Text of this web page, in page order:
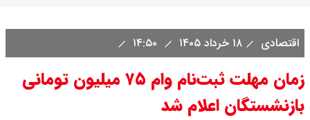
اقتصادی ۱۸ خرداد ۱۴۰۵
زمان مهلت ثبت‌نام وام ۷۵ میلیون تومانی
بازنشستگان اعلام شد